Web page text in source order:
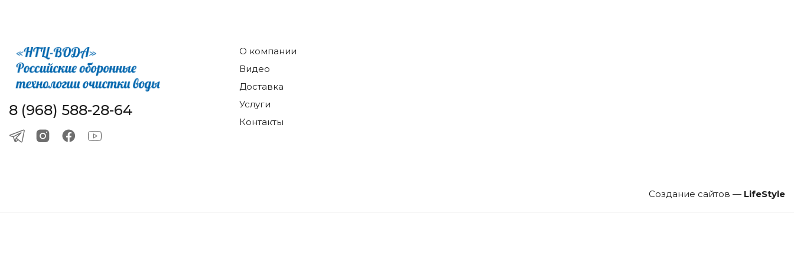
8 (968) 588-28-64
О компании
Видео
Доставка
Услуги
Контакты
Создание сайтов — LifeStyle